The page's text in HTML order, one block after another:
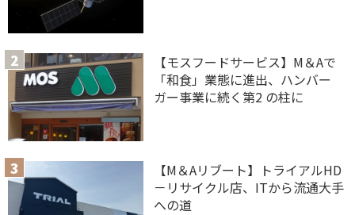
【モスフードサービス】M＆Aで
「和食」業態に進出、ハンバー
ガー事業に続く第2 の柱に
【M＆Aリブート】トライアルHD
－リサイクル店、ITから流通大手
への道